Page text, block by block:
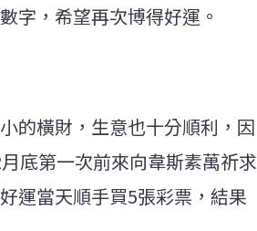
字，希望再次博得好運。
的橫財，生意也十分順利，因
底第一次前來向韋斯素萬祈求
運當天順手買5張彩票，結果